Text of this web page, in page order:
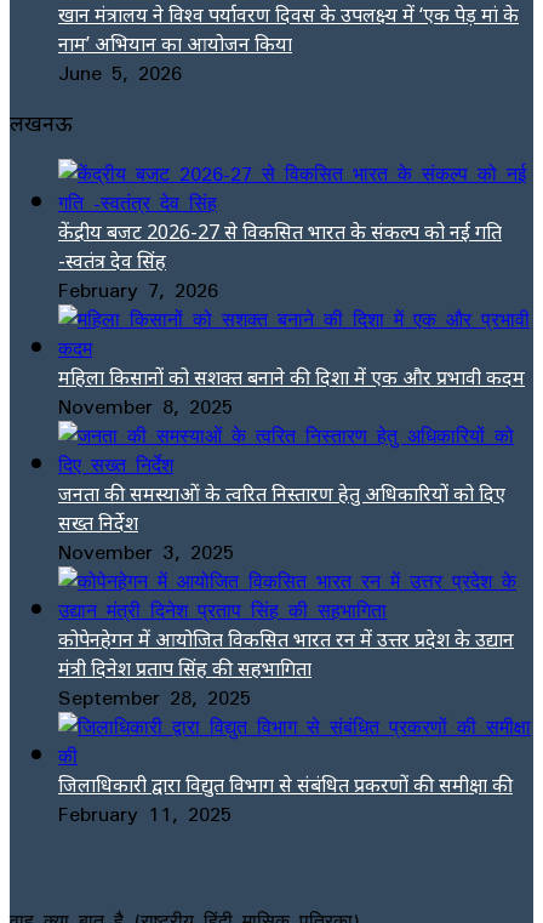
खान मंत्रालय ने विश्व पर्यावरण दिवस के उपलक्ष्य में ‘एक पेड़ मां के
नाम’ अभियान का आयोजन किया
June 5, 2026
लखनऊ
केंद्रीय बजट 2026-27 से विकसित भारत के संकल्प को नई गति
-स्वतंत्र देव सिंह
February 7, 2026
महिला किसानों को सशक्त बनाने की दिशा में एक और प्रभावी कदम
November 8, 2025
जनता की समस्याओं के त्वरित निस्तारण हेतु अधिकारियों को दिए
सख्त निर्देश
November 3, 2025
कोपेनहेगन में आयोजित विकसित भारत रन में उत्तर प्रदेश के उद्यान
मंत्री दिनेश प्रताप सिंह की सहभागिता
September 28, 2025
जिलाधिकारी द्वारा विद्युत विभाग से संबंधित प्रकरणों की समीक्षा की
February 11, 2025